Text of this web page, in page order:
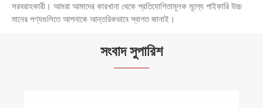
সরবরাহকারী। আমরা আমাদের কারখানা থেকে প্রতিযোগিতামূলক মূল্যে পাইকারি উচ্চ
মানের পণ্যগুলিতে আপনাকে আন্তরিকভাবে স্বাগত জানাই।
সংবাদ সুপারিশ